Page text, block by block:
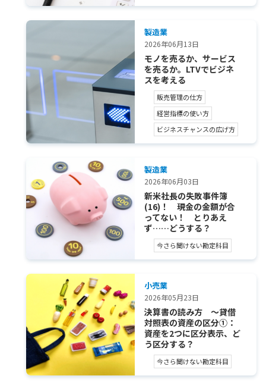
製造業
2026年06月13日
モノを売るか、サービス
を売るか。LTVでビジネ
スを考える
販売管理の仕方
経営指標の使い方
ビジネスチャンスの広げ方
製造業
2026年06月03日
新米社長の失敗事件簿
(16)！ 現金の金額が合
ってない！ とりあえ
ず……どうする？
今さら聞けない勘定科目
小売業
2026年05月23日
決算書の読み方 ～貸借
対照表の資産の区分①：
資産を2つに区分表示、ど
う区分する？
今さら聞けない勘定科目